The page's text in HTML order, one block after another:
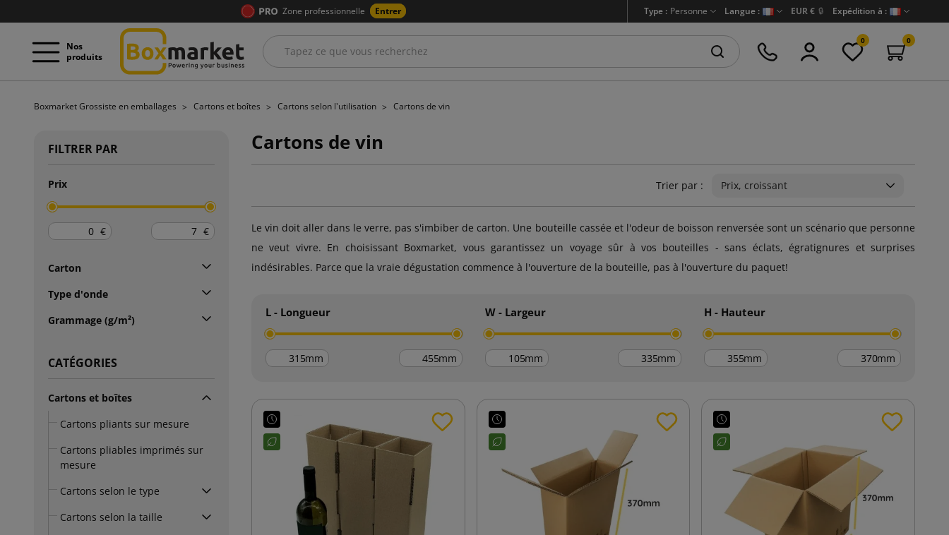
Zone professionnelle Entrer Type : Personne Langue : EUR € 🔒 Expédition à :
Nos
produits
0 0
Boxmarket Grossiste en emballages Cartons et boîtes Cartons selon l'utilisation Cartons de vin
FILTRER PAR
Prix
€ €
Carton
Type d'onde
Grammage (g/m²)
CATÉGORIES
Cartons et boîtes
Cartons pliants sur mesure
Cartons pliables imprimés sur
mesure
Cartons selon le type
Cartons selon la taille
Cartons de vin
Trier par : Prix, croissant
Le vin doit aller dans le verre, pas s'imbiber de carton. Une bouteille cassée et l'odeur de boisson renversée sont un scénario que personne
ne veut vivre. En choisissant Boxmarket, vous garantissez un voyage sûr à vos bouteilles - sans éclats, égratignures et surprises
indésirables. Parce que la vraie dégustation commence à l'ouverture de la bouteille, pas à l'ouverture du paquet!
L - Longueur
mm mm
W - Largeur
mm mm
H - Hauteur
mm mm